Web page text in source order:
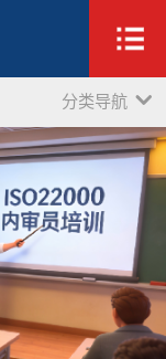
分类导航